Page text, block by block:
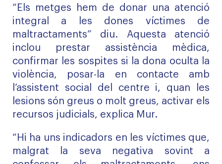
“Els metges hem de donar una atenció
integral a les dones víctimes de
maltractaments” diu. Aquesta atenció
inclou prestar assistència mèdica,
confirmar les sospites si la dona oculta la
violència, posar-la en contacte amb
l’assistent social del centre i, quan les
lesions són greus o molt greus, activar els
recursos judicials, explica Mur.
“Hi ha uns indicadors en les víctimes que,
malgrat la seva negativa sovint a